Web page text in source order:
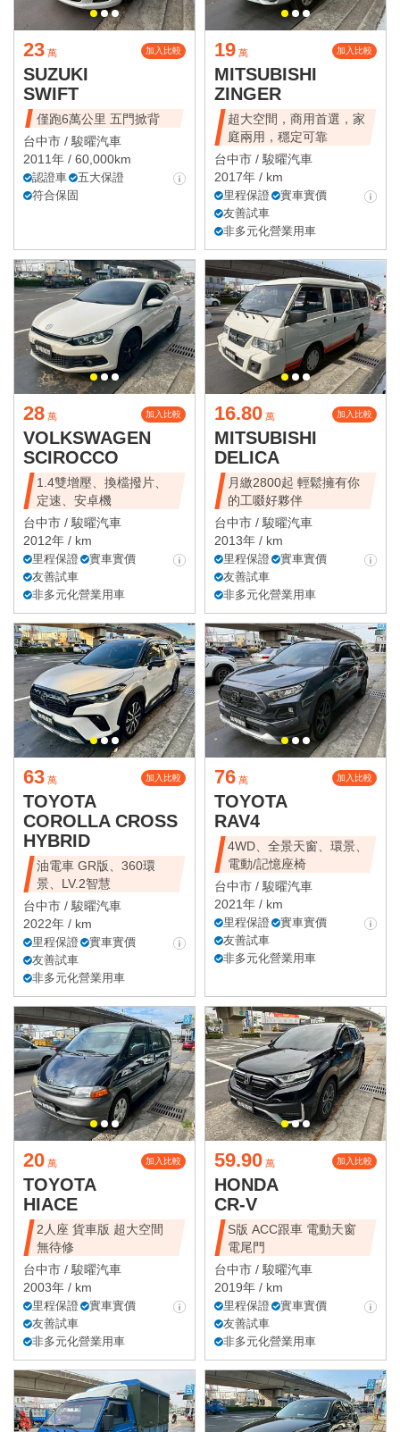
23 萬 加入比較
SUZUKI
SWIFT
僅跑6萬公里 五門掀背
台中市 /駿曜汽車
2011年 / 60,000km
認證車
五大保證
符合保固
19 萬 加入比較
MITSUBISHI
ZINGER
超大空間，商用首選，家
庭兩用，穩定可靠
台中市 /駿曜汽車
2017年 / km
里程保證
實車實價
友善試車
非多元化營業用車
28 萬 加入比較
VOLKSWAGEN
SCIROCCO
1.4雙增壓、換檔撥片、
定速、安卓機
台中市 /駿曜汽車
2012年 / km
里程保證
實車實價
友善試車
非多元化營業用車
16.80 萬 加入比較
MITSUBISHI
DELICA
月繳2800起 輕鬆擁有你
的工啜好夥伴
台中市 /駿曜汽車
2013年 / km
里程保證
實車實價
友善試車
非多元化營業用車
63 萬 加入比較
TOYOTA
COROLLA CROSS
HYBRID
油電車 GR版、360環
景、LV.2智慧
台中市 /駿曜汽車
2022年 / km
里程保證
實車實價
友善試車
非多元化營業用車
76 萬 加入比較
TOYOTA
RAV4
4WD、全景天窗、環景、
電動/記憶座椅
台中市 /駿曜汽車
2021年 / km
里程保證
實車實價
友善試車
非多元化營業用車
20 萬 加入比較
TOYOTA
HIACE
2人座 貨車版 超大空間
無待修
台中市 /駿曜汽車
2003年 / km
里程保證
實車實價
友善試車
非多元化營業用車
59.90 萬 加入比較
HONDA
CR-V
S版 ACC跟車 電動天窗
電尾門
台中市 /駿曜汽車
2019年 / km
里程保證
實車實價
友善試車
非多元化營業用車